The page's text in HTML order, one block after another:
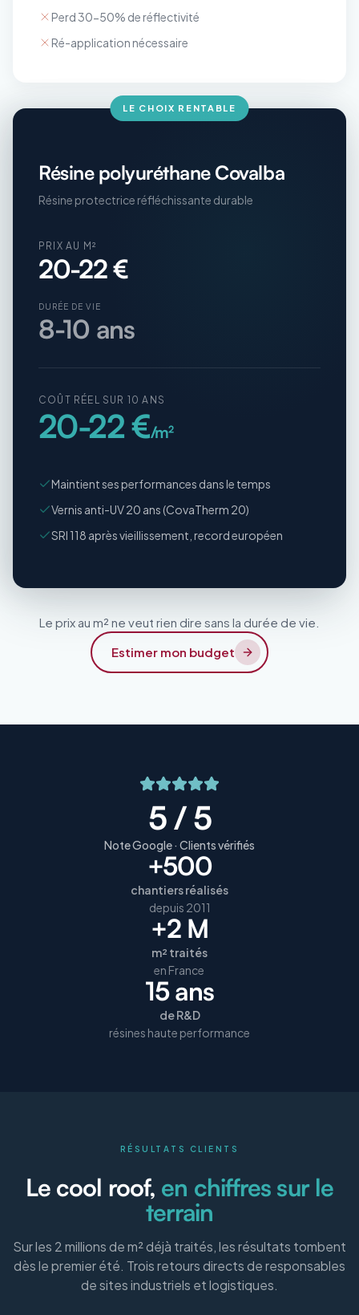
Perd 30-50% de réflectivité
Ré-application nécessaire
LE CHOIX RENTABLE
Résine polyuréthane Covalba
Résine protectrice réfléchissante durable
PRIX AU M²
20-22 €
DURÉE DE VIE
8-10 ans
COÛT RÉEL SUR 10 ANS
20-22 €/m²
Maintient ses performances dans le temps
Vernis anti-UV 20 ans (CovaTherm 20)
SRI 118 après vieillissement, record européen
Le prix au m² ne veut rien dire sans la durée de vie.
Estimer mon budget
5 / 5
Note Google · Clients vérifiés
+500
chantiers réalisés
depuis 2011
+2 M
m² traités
en France
15 ans
de R&D
résines haute performance
RÉSULTATS CLIENTS
Le cool roof, en chiffres sur le
terrain
Sur les 2 millions de m² déjà traités, les résultats tombent
dès le premier été. Trois retours directs de responsables
de sites industriels et logistiques.